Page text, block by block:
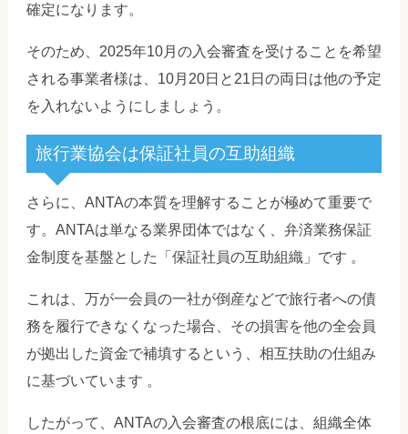
確定になります。
そのため、2025年10月の入会審査を受けることを希望
される事業者様は、10月20日と21日の両日は他の予定
を入れないようにしましょう。
旅行業協会は保証社員の互助組織
さらに、ANTAの本質を理解することが極めて重要で
す。ANTAは単なる業界団体ではなく、弁済業務保証
金制度を基盤とした「保証社員の互助組織」です 。
これは、万が一会員の一社が倒産などで旅行者への債
務を履行できなくなった場合、その損害を他の全会員
が拠出した資金で補填するという、相互扶助の仕組み
に基づいています 。
したがって、ANTAの入会審査の根底には、組織全体